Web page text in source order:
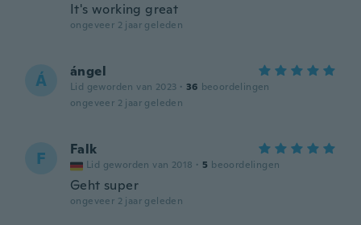
It's working great
ongeveer 2 jaar geleden
Á ángel
Lid geworden van 2023 · 36 beoordelingen
ongeveer 2 jaar geleden
F Falk
Lid geworden van 2018 · 5 beoordelingen
Geht super
ongeveer 2 jaar geleden